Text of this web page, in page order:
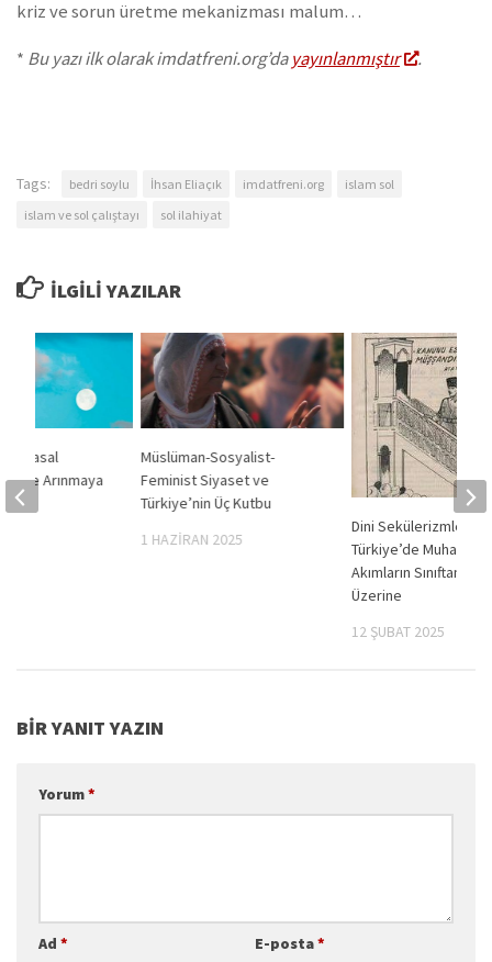
kriz ve sorun üretme mekanizması malum…
* Bu yazı ilk olarak imdatfreni.org’dayayınlanmıştır .
Tags: bedri soylu İhsan Eliaçık imdatfreni.org
islam sol
islam ve sol çalıştayı
sol ilahiyat
İLGILI YAZILAR
Müslüman-Sosyalist-
Feminist Siyaset ve
Türkiye’nin Üç Kutbu
1 HAZIRAN 2025
Dini Sekülerizmler:
Türkiye’de Muhalif
Akımların Sınıftan
Üzerine
12 ŞUBAT 2025
Siyasal
ve Arınmaya
BIR YANIT YAZIN
Yorum*
Ad * E-posta*